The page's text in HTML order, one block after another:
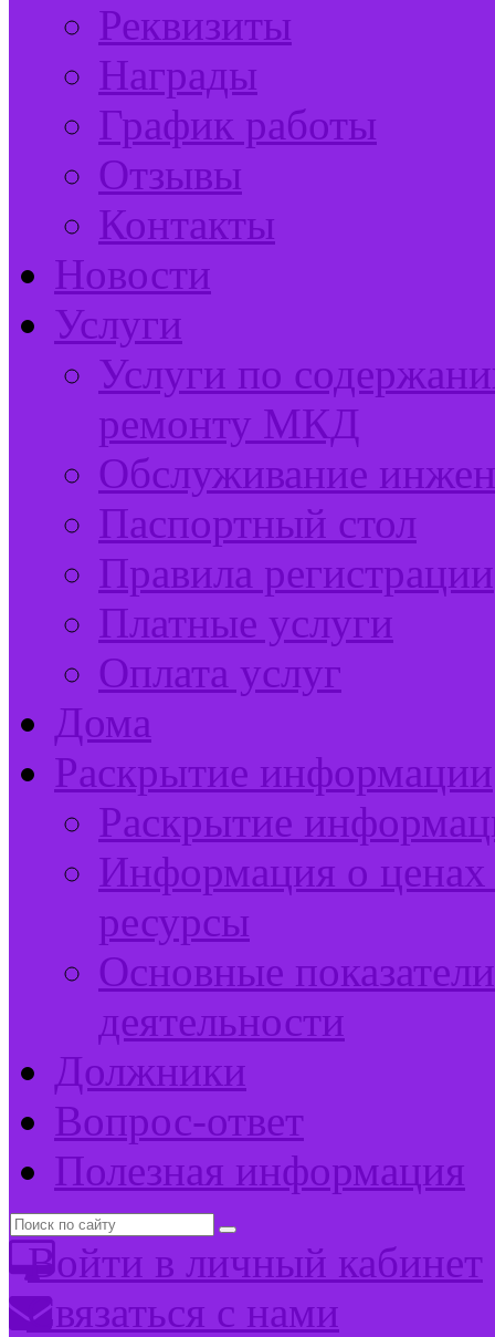
Реквизиты
Награды
График работы
Отзывы
Контакты
Новости
Услуги
Услуги по
ремонту МКД
Обслуживание
Паспортный стол
Правила регистрации
Платные услуги
Оплата услуг
Дома
Раскрытие информации
Раскрытие
Информация о
ресурсы
Основные
деятельности
Должники
Вопрос-ответ
Полезная информация
Войти в личный кабинет
Связаться с нами